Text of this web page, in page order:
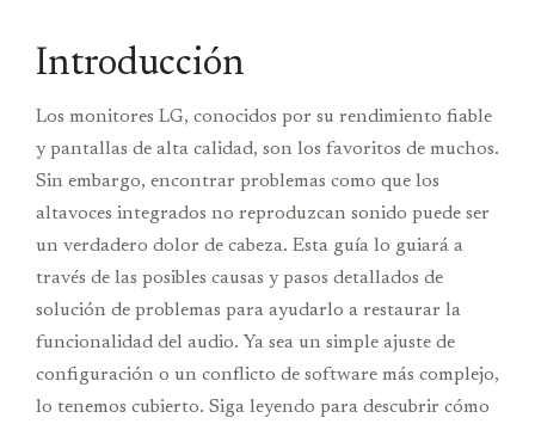
Introducción
Los monitores LG, conocidos por su rendimiento fiable
y pantallas de alta calidad, son los favoritos de muchos.
Sin embargo, encontrar problemas como que los
altavoces integrados no reproduzcan sonido puede ser
un verdadero dolor de cabeza. Esta guía lo guiará a
través de las posibles causas y pasos detallados de
solución de problemas para ayudarlo a restaurar la
funcionalidad del audio. Ya sea un simple ajuste de
configuración o un conflicto de software más complejo,
lo tenemos cubierto. Siga leyendo para descubrir cómo